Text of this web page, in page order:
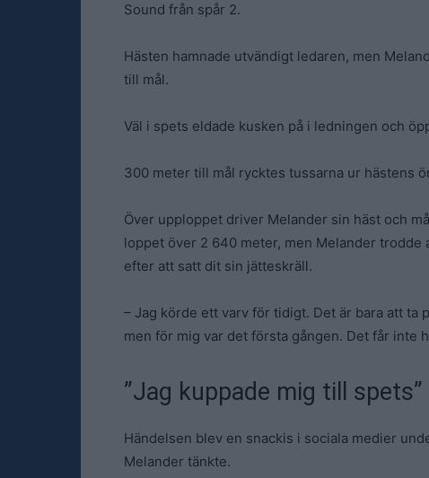
Sound från spår 2.
Hästen hamnade utvändigt ledaren, men
till mål.
Väl i spets eldade kusken på i ledningen och
300 meter till mål rycktes tussarna ur hästens
Över upploppet driver Melander sin häst och
loppet över 2 640 meter, men Melander
efter att satt dit sin jätteskräll.
– Jag körde ett varv för tidigt. Det är bara att ta
men för mig var det första gången. Det får inte
”Jag kuppade mig till spets”
Händelsen blev en snackis i sociala medier
Melander tänkte.